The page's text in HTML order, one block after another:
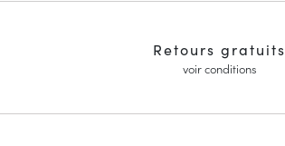
Retours gratuits
voir conditions